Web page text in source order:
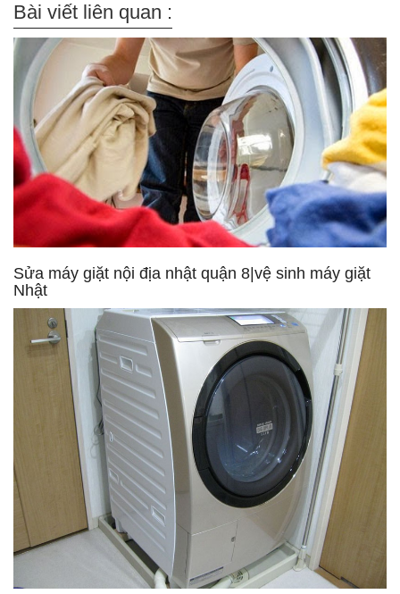
Bài viết liên quan :
Sửa máy giặt nội địa nhật quận 8|vệ sinh máy giặt
Nhật